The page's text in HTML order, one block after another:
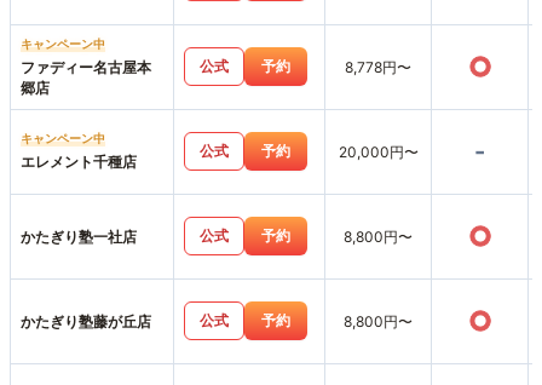
キャンペーン中
ファディー名古屋本
郷店
公式 予約 8,778円〜 ○
キャンペーン中
エレメント千種店
公式 予約 20,000円〜 -
かたぎり塾一社店 公式 予約 8,800円〜 ○
かたぎり塾藤が丘店 公式 予約 8,800円〜 ○